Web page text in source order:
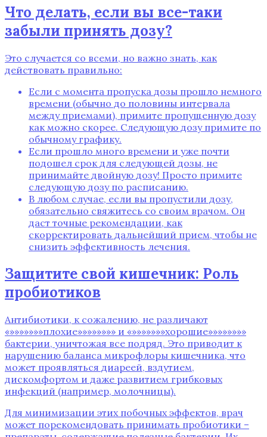
Что делать‚ если вы все-таки
забыли принять дозу?
Это случается со всеми‚ но важно знать‚ как
действовать правильно:
Если с момента пропуска дозы прошло немного
времени (обычно до половины интервала
между приемами)‚ примите пропущенную дозу
как можно скорее. Следующую дозу примите по
обычному графику.
Если прошло много времени и уже почти
подошел срок для следующей дозы‚ не
принимайте двойную дозу! Просто примите
следующую дозу по расписанию.
В любом случае‚ если вы пропустили дозу‚
обязательно свяжитесь со своим врачом. Он
даст точные рекомендации‚ как
скорректировать дальнейший прием‚ чтобы не
снизить эффективность лечения.
Защитите свой кишечник: Роль
пробиотиков
Антибиотики‚ к сожалению‚ не различают
«»»»»»»»плохие»»»»»»»» и «»»»»»»»хорошие»»»»»»»»
бактерии‚ уничтожая все подряд. Это приводит к
нарушению баланса микрофлоры кишечника‚ что
может проявляться диареей‚ вздутием‚
дискомфортом и даже развитием грибковых
инфекций (например‚ молочницы).
Для минимизации этих побочных эффектов‚ врач
может порекомендовать принимать пробиотики –